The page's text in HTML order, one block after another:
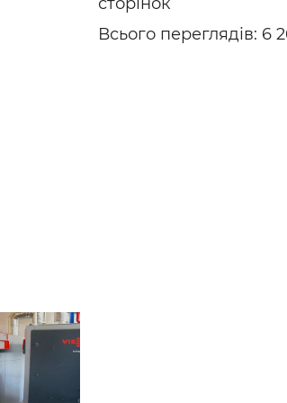
Всього переглядів: 6